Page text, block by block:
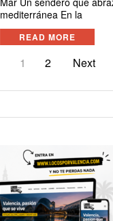
mediterránea En la
READ MORE
1 2 Next